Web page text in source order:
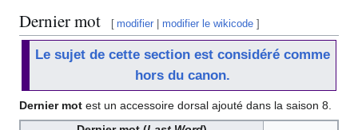
Dernier mot [ modifier |modifier le wikicode ]
Le sujet de cette section est considéré comme
hors du canon.
Dernier mot est un accessoire dorsal ajouté dans la saison 8.